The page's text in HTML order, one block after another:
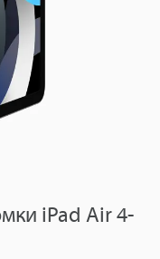
iPad Air 4-